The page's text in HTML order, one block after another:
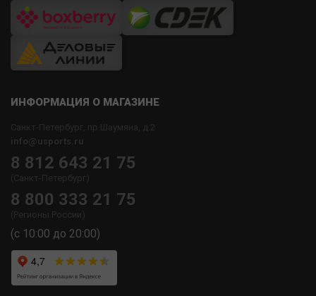
ИНФОРМАЦИЯ О МАГАЗИНЕ
Санкт-Петербург, пр.Шаумяна, д.2
info@usports.ru
8 812 643 21 75
(Санкт-Петербург)
8 800 333 21 75
(Регионы России)
(с 10:00 до 20:00)